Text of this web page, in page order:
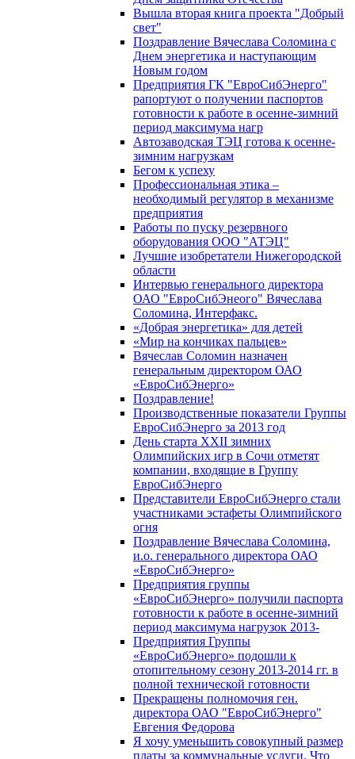
Вышла вторая книга проекта "Добрый
свет"
Поздравление Вячеслава Соломина с
Днем энергетика и наступающим
Новым годом
Предприятия ГК "ЕвроСибЭнерго"
рапортуют о получении паспортов
готовности к работе в осенне-зимний
период максимума нагр
Автозаводская ТЭЦ готова к осенне-
зимним нагрузкам
Бегом к успеху
Профессиональная этика –
необходимый регулятор в механизме
предприятия
Работы по пуску резервного
оборудования ООО "АТЭЦ"
Лучшие изобретатели Нижегородской
области
Интервью генерального директора
ОАО "ЕвроСибЭнеого" Вячеслава
Соломина, Интерфакс.
«Добрая энергетика» для детей
«Мир на кончиках пальцев»
Вячеслав Соломин назначен
генеральным директором ОАО
«ЕвроСибЭнерго»
Поздравление!
Производственные показатели Группы
ЕвроСибЭнерго за 2013 год
День старта XXII зимних
Олимпийских игр в Сочи отметят
компании, входящие в Группу
ЕвроСибЭнерго
Представители ЕвроСибЭнерго стали
участниками эстафеты Олимпийского
огня
Поздравление Вячеслава Соломина,
и.о. генерального директора ОАО
«ЕвроСибЭнерго»
Предприятия группы
«ЕвроСибЭнерго» получили паспорта
готовности к работе в осенне-зимний
период максимума нагрузок 2013-
Предприятия Группы
«ЕвроСибЭнерго» подошли к
отопительному сезону 2013-2014 гг. в
полной технической готовности
Прекращены полномочия ген.
директора ОАО "ЕвроСибЭнерго"
Евгения Федорова
Я хочу уменьшить совокупный размер
платы за коммунальные услуги. Что